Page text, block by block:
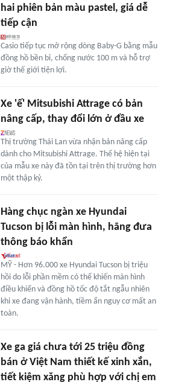
hai phiên bản màu pastel, giá dễ
tiếp cận
Casio tiếp tục mở rộng dòng Baby-G bằng mẫu
đồng hồ bền bỉ, chống nước 100 m và hỗ trợ
giờ thế giới tiện lợi.
Xe 'ế' Mitsubishi Attrage có bản
nâng cấp, thay đổi lớn ở đầu xe
Thị trường Thái Lan vừa nhận bản nâng cấp
dành cho Mitsubishi Attrage. Thế hệ hiện tại
của mẫu xe này đã tồn tại trên thị trường hơn
một thập kỷ.
Hàng chục ngàn xe Hyundai
Tucson bị lỗi màn hình, hãng đưa
thông báo khẩn
MỸ - Hơn 96.000 xe Hyundai Tucson bị triệu
hồi do lỗi phần mềm có thể khiến màn hình
điều khiển và đồng hồ tốc độ tắt ngẫu nhiên
khi xe đang vận hành, tiềm ẩn nguy cơ mất an
toàn.
Xe ga giá chưa tới 25 triệu đồng
bán ở Việt Nam thiết kế xinh xắn,
tiết kiệm xăng phù hợp với chị em